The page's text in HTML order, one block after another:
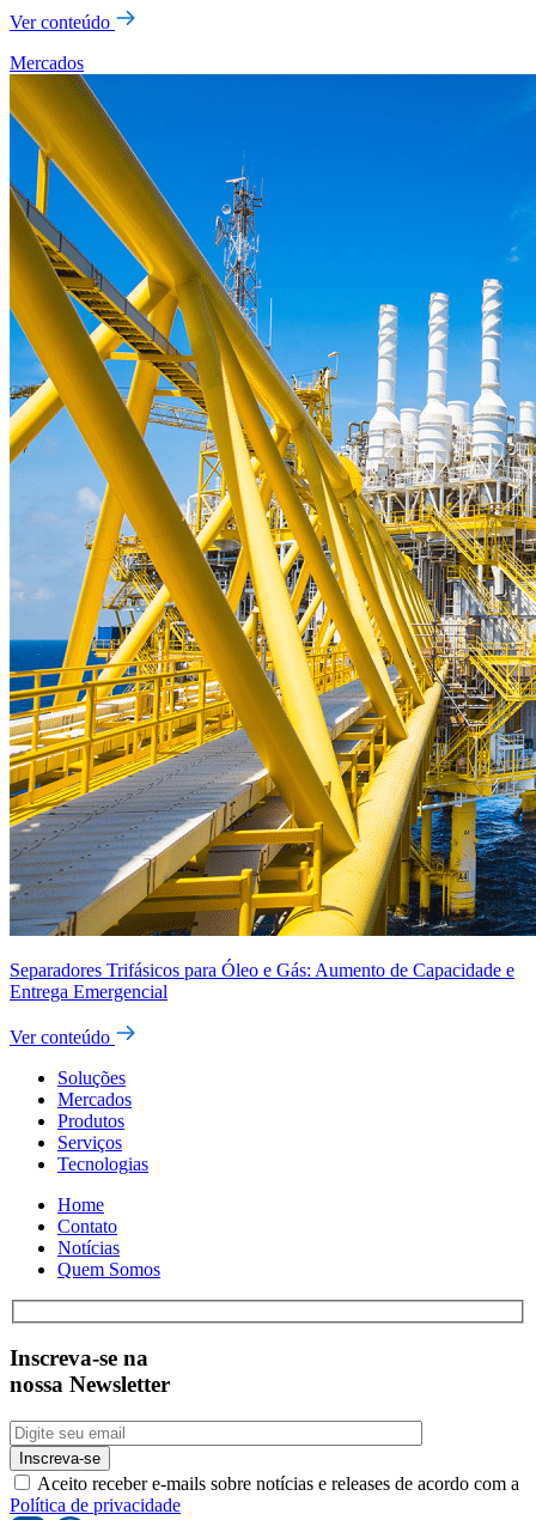
Ver conteúdo
Mercados
Separadores Trifásicos para Óleo e Gás: Aumento de Capacidade e
Entrega Emergencial
Ver conteúdo
Soluções
Mercados
Produtos
Serviços
Tecnologias
Home
Contato
Notícias
Quem Somos
Inscreva-se na
nossa Newsletter
Inscreva-se
Aceito receber e-mails sobre notícias e releases de acordo com a
Política de privacidade